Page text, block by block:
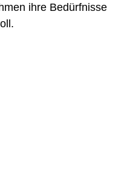
ihre Bedürfnisse